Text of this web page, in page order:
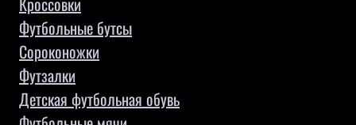
Футбольные бутсы
Сороконожки
Футзалки
Детская футбольная обувь